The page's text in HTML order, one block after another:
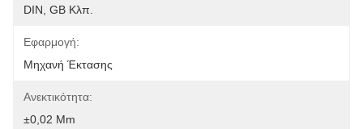
DIN, GB Κλπ.
Εφαρμογή:
Μηχανή Έκτασης
Ανεκτικότητα:
±0,02 Mm